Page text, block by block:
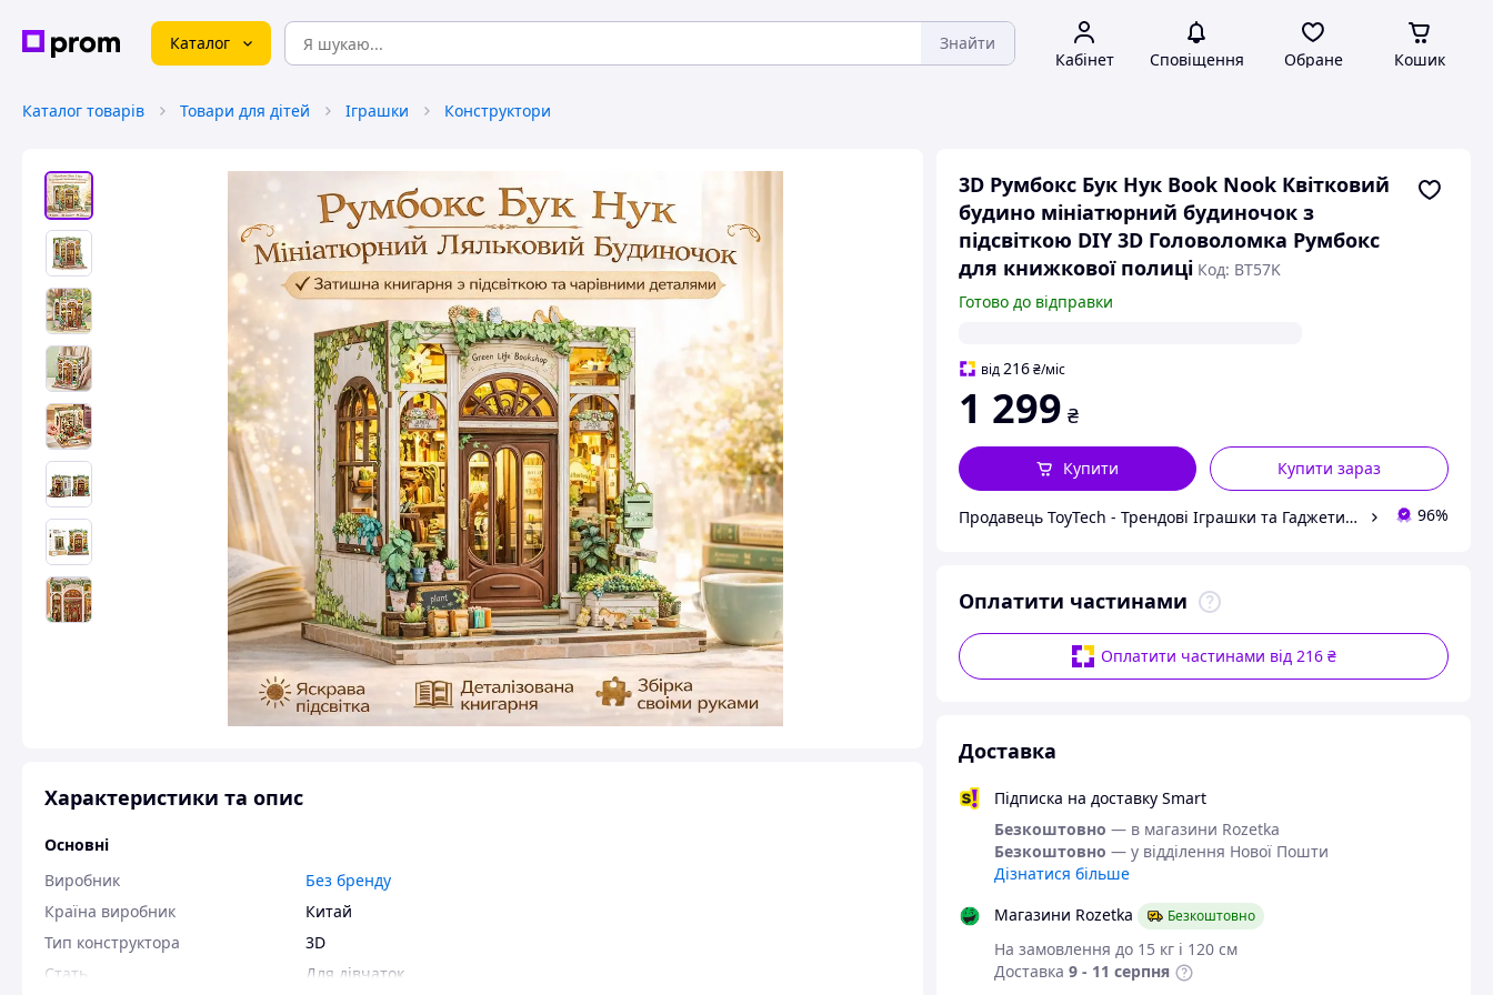
Каталог Знайти
Кабінет Сповіщення Обране Кошик
Каталог товарів Товари для дітей Іграшки Конструктори
3D Румбокс Бук Нук Book Nook Квітковий
будино мініатюрний будиночок з
підсвіткою DIY 3D Головоломка Румбокс
для книжкової полиці Код: BT57K
Готово до відправки
від216 ₴/міс
1 299 ₴
Купити зараз
Купити
Продавець ToyTech - Трендові Іграшки та Гаджети 2021 96%
Оплатити частинами
Оплатити частинами від 216 ₴
Доставка
Підписка на доставку Smart
Безкоштовно — в магазини Rozetka
Безкоштовно — у відділення Нової Пошти
Дізнатися більше
Магазини Rozetka
Безкоштовно
На замовлення до 15 кг і 120 см
Доставка 9 - 11 серпня
Характеристики та опис
Основні
Виробник
Без бренду
Країна виробник
Китай
Тип конструктора
3D
Стать
Для дівчаток